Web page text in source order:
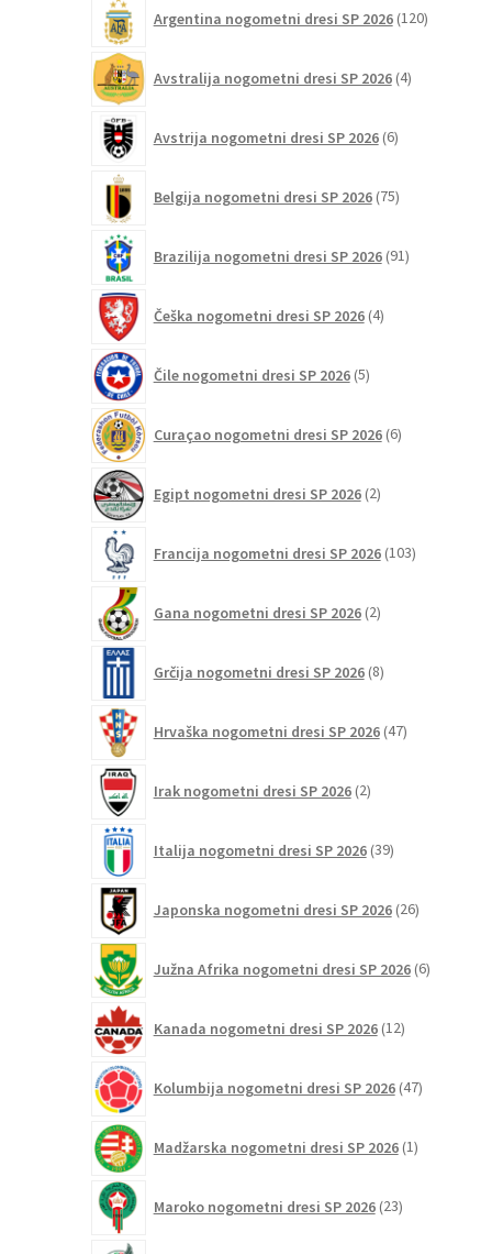
Argentina nogometni dresi SP 2026 120izdelkov
Avstralija nogometni dresi SP 2026 4izdelki
Avstrija nogometni dresi SP 2026 6izdelkov
Belgija nogometni dresi SP 2026 75izdelkov
Brazilija nogometni dresi SP 2026 91izdelkov
Češka nogometni dresi SP 2026 4izdelki
Čile nogometni dresi SP 2026 5izdelkov
Curaçao nogometni dresi SP 2026 6izdelkov
Egipt nogometni dresi SP 2026 2izdelka
Francija nogometni dresi SP 2026 103izdelki
Gana nogometni dresi SP 2026 2izdelka
Grčija nogometni dresi SP 2026 8izdelkov
Hrvaška nogometni dresi SP 2026 47izdelkov
Irak nogometni dresi SP 2026 2izdelka
Italija nogometni dresi SP 2026 39izdelkov
Japonska nogometni dresi SP 2026 26izdelkov
Južna Afrika nogometni dresi SP 2026 6izdelkov
Kanada nogometni dresi SP 2026 12izdelkov
Kolumbija nogometni dresi SP 2026 47izdelkov
Madžarska nogometni dresi SP 2026 1izdelek
Maroko nogometni dresi SP 2026 23izdelkov